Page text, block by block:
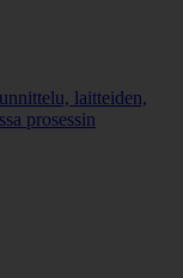
laitteiden,
prosessin